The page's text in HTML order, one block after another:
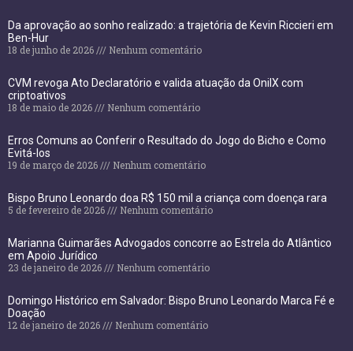
Da aprovação ao sonho realizado: a trajetória de Kevin Riccieri em
Ben-Hur
18 de junho de 2026
Nenhum comentário
CVM revoga Ato Declaratório e valida atuação da OnilX com
criptoativos
18 de maio de 2026
Nenhum comentário
Erros Comuns ao Conferir o Resultado do Jogo do Bicho e Como
Evitá-los
19 de março de 2026
Nenhum comentário
Bispo Bruno Leonardo doa R$ 150 mil a criança com doença rara
5 de fevereiro de 2026
Nenhum comentário
Marianna Guimarães Advogados concorre ao Estrela do Atlântico
em Apoio Jurídico
23 de janeiro de 2026
Nenhum comentário
Domingo Histórico em Salvador: Bispo Bruno Leonardo Marca Fé e
Doação
12 de janeiro de 2026
Nenhum comentário